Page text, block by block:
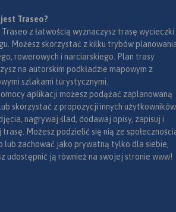
Traseo?
Traseo z łatwością wyznaczysz trasę wycieczki
Możesz skorzystać z kilku trybów
rowerowych i narciarskiego. Plan trasy
na autorskim podkładzie mapowym z
szlakami turystycznymi.
aplikacji możesz podążać zaplanowaną
skorzystać z propozycji innych użytkowników.
nagrywaj ślad, dodawaj opisy, zapisuj i
Możesz podzielić się nią ze
lub zachować jako prywatną tylko dla siebie,
udostępnić ją również na swojej stronie www!